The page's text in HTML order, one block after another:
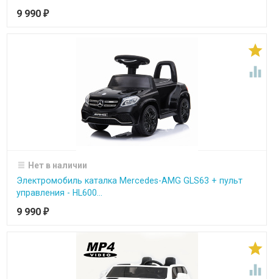
9 990 ₽


Нет в наличии
Электромобиль каталка Mercedes-AMG GLS63 + пульт
управления - HL600...
9 990 ₽

